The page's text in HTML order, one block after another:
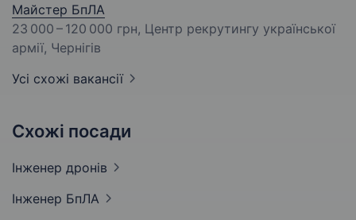
Майстер БпЛА
23 000 – 120 000 грн, Центр рекрутингу української
армії, Чернігів
Усі схожі вакансії
Схожі посади
Інженер дронів
Інженер БпЛА